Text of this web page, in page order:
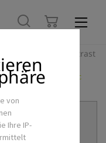
Hoher Kontrast
RGBW-STEUERUNG-C
von
Ihre IP-